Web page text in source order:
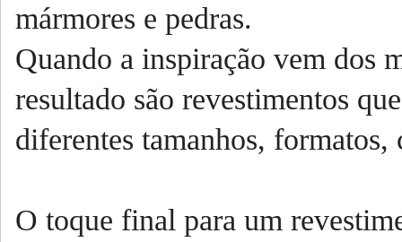
mármores e pedras.
Quando a inspiração vem dos
resultado são revestimentos
diferentes tamanhos, formatos,
O toque final para um